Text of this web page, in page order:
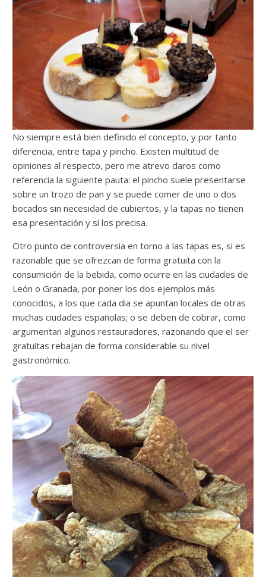
No siempre está bien definido el concepto, y por tanto
diferencia, entre tapa y pincho. Existen multitud de
opiniones al respecto, pero me atrevo daros como
referencia la siguiente pauta: el pincho suele presentarse
sobre un trozo de pan y se puede comer de uno o dos
bocados sin necesidad de cubiertos, y la tapas no tienen
esa presentación y sí los precisa.
Otro punto de controversia en torno a las tapas es, si es
razonable que se ofrezcan de forma gratuita con la
consumición de la bebida, como ocurre en las ciudades de
León o Granada, por poner los dos ejemplos más
conocidos, a los que cada dia se apuntan locales de otras
muchas ciudades españolas; o se deben de cobrar, como
argumentan algunos restauradores, razonando que el ser
gratuitas rebajan de forma considerable su nivel
gastronómico.